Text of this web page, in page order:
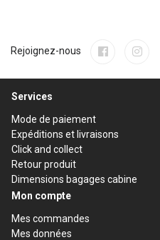
Rejoignez-nous
Services
Mode de paiement
Expéditions et livraisons
Click and collect
Retour produit
Dimensions bagages cabine
Mon compte
Mes commandes
Mes données